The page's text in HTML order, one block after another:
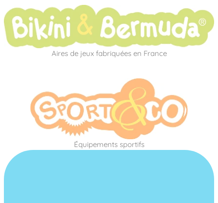
Aires de jeux fabriquées en France
Équipements sportifs